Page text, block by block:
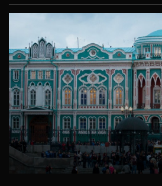
ОБЩЕСТВО
Свердловская область
по числу